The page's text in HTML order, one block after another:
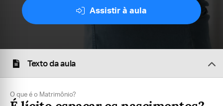
Assistir à aula
Texto da aula
O que é o Matrimônio?